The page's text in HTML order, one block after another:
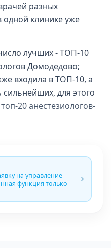
разных
одной клинике уже
лучших - ТОП-10
Домодедово;
входила в ТОП-10, а
сильнейших, для этого
топ-20 анестезиологов-
на управление
функция только